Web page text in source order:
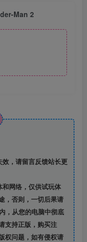
Man 2
，请留言反馈站长更
网络，仅供试玩体
，否则，一切后果请
，从您的电脑中彻底
支持正版，购买注
权问题，如有侵权请